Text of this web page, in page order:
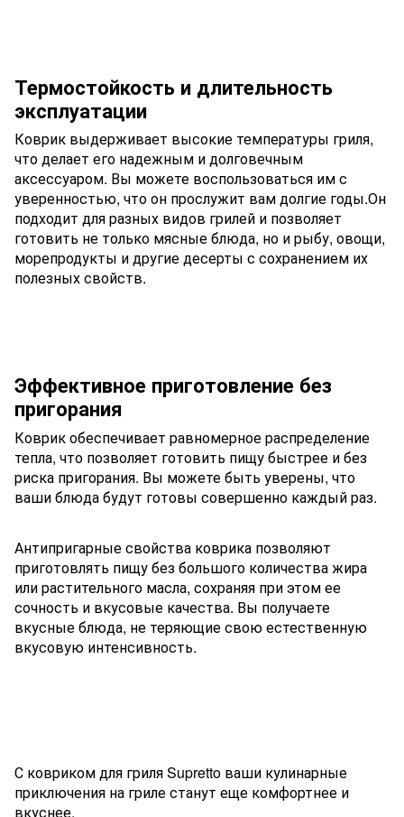
Термостойкость и длительность
эксплуатации
Коврик выдерживает высокие температуры гриля,
что делает его надежным и долговечным
аксессуаром. Вы можете воспользоваться им с
уверенностью, что он прослужит вам долгие годы.Он
подходит для разных видов грилей и позволяет
готовить не только мясные блюда, но и рыбу, овощи,
морепродукты и другие десерты с сохранением их
полезных свойств.
Эффективное приготовление без
пригорания
Коврик обеспечивает равномерное распределение
тепла, что позволяет готовить пищу быстрее и без
риска пригорания. Вы можете быть уверены, что
ваши блюда будут готовы совершенно каждый раз.
Антипригарные свойства коврика позволяют
приготовлять пищу без большого количества жира
или растительного масла, сохраняя при этом ее
сочность и вкусовые качества. Вы получаете
вкусные блюда, не теряющие свою естественную
вкусовую интенсивность.
С ковриком для гриля Supretto ваши кулинарные
приключения на гриле станут еще комфортнее и
вкуснее.